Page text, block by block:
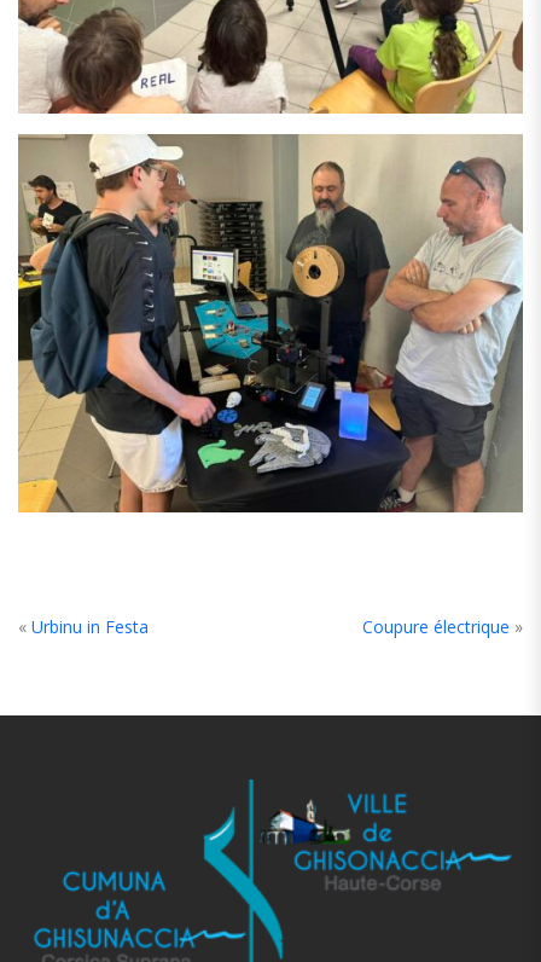
« Urbinu in Festa Coupure électrique »